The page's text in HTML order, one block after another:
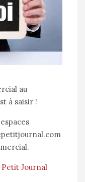
au
à saisir !
Journal